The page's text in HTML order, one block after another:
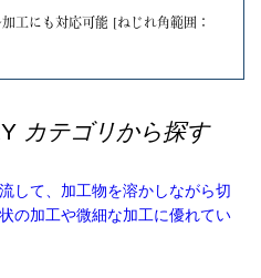
工にも対応可能 [ねじれ角範囲：
カテゴリから探す
して、加工物を溶かしながら切
の加工や微細な加工に優れてい